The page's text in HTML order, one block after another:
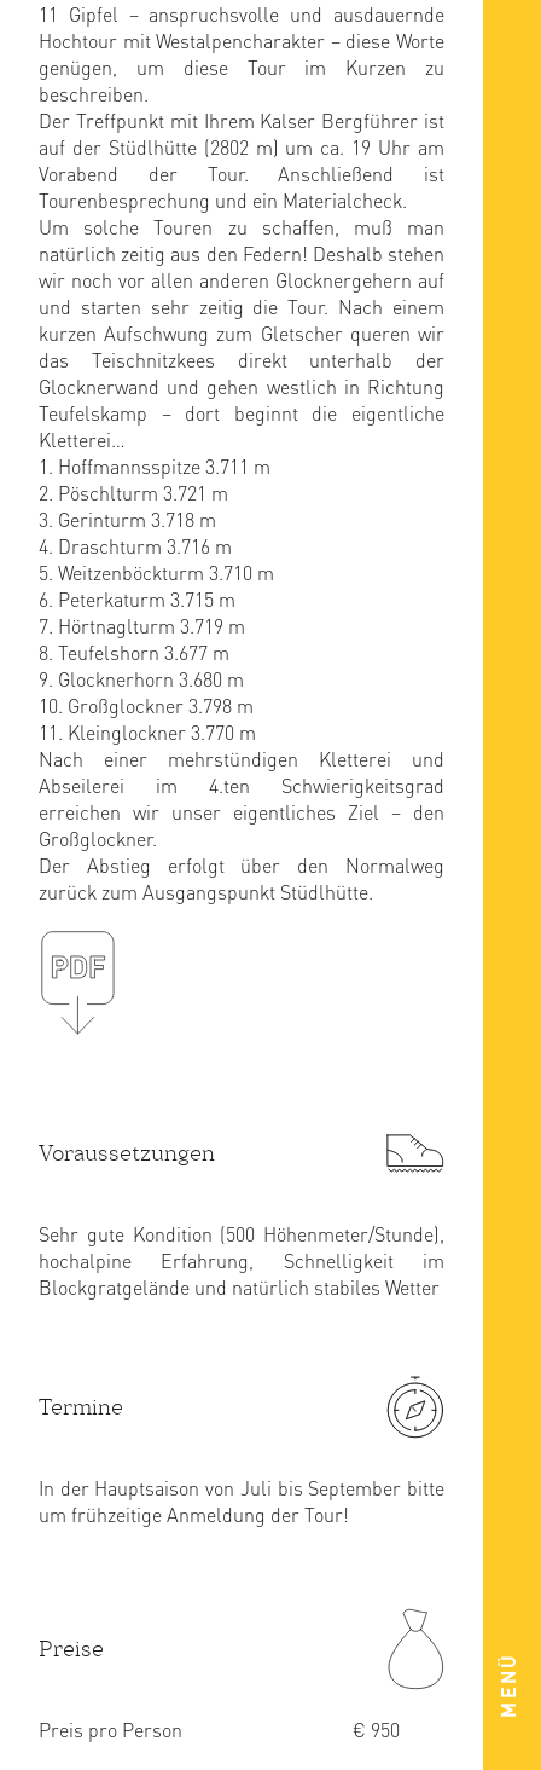
MENÜ
11 Gipfel – anspruchsvolle und ausdauernde
Hochtour mit Westalpencharakter – diese Worte
genügen, um diese Tour im Kurzen zu
beschreiben.
Der Treffpunkt mit Ihrem Kalser Bergführer ist
auf der Stüdlhütte (2802 m) um ca. 19 Uhr am
Vorabend der Tour. Anschließend ist
Tourenbesprechung und ein Materialcheck.
Um solche Touren zu schaffen, muß man
natürlich zeitig aus den Federn! Deshalb stehen
wir noch vor allen anderen Glocknergehern auf
und starten sehr zeitig die Tour. Nach einem
kurzen Aufschwung zum Gletscher queren wir
das Teischnitzkees direkt unterhalb der
Glocknerwand und gehen westlich in Richtung
Teufelskamp – dort beginnt die eigentliche
Kletterei…
1. Hoffmannsspitze 3.711 m
2. Pöschlturm 3.721 m
3. Gerinturm 3.718 m
4. Draschturm 3.716 m
5. Weitzenböckturm 3.710 m
6. Peterkaturm 3.715 m
7. Hörtnaglturm 3.719 m
8. Teufelshorn 3.677 m
9. Glocknerhorn 3.680 m
10. Großglockner 3.798 m
11. Kleinglockner 3.770 m
Nach einer mehrstündigen Kletterei und
Abseilerei im 4.ten Schwierigkeitsgrad
erreichen wir unser eigentliches Ziel – den
Großglockner.
Der Abstieg erfolgt über den Normalweg
zurück zum Ausgangspunkt Stüdlhütte.
Voraussetzungen
Sehr gute Kondition (500 Höhenmeter/Stunde),
hochalpine Erfahrung, Schnelligkeit im
Blockgratgelände und natürlich stabiles Wetter
Termine
In der Hauptsaison von Juli bis September bitte
um frühzeitige Anmeldung der Tour!
Preise
Preis pro Person € 950